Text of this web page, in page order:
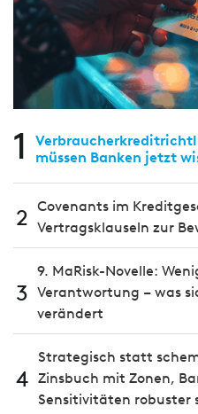
1
müssen Banken jetzt
2 Covenants im
Vertragsklauseln zur
3
9. MaRisk-Novelle:
Verantwortung – was
verändert
4
Strategisch statt
Zinsbuch mit Zonen,
Sensitivitäten robuster